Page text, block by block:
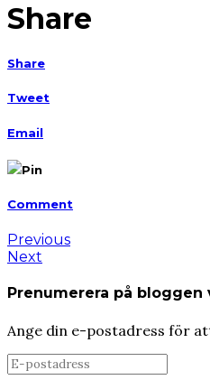
Share
Share
Tweet
Email
Pin
Comment
Previous
Next
Prenumerera på bloggen
Ange din e-postadress för
E-
postadress